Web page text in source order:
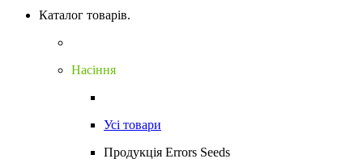
Каталог товарів.
Насіння
Усі товари
Продукція Errors Seeds